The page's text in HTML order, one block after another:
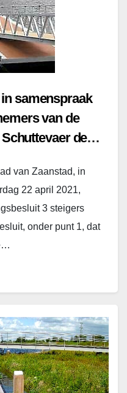
samenspraak
van de
de
van Zaanstad, in
22 april 2021,
3 steigers
onder punt 1, dat